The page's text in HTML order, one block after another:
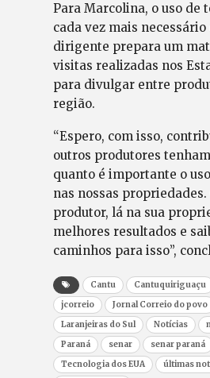
Para Marcolina, o uso de
cada vez mais necessário
dirigente prepara um
visitas realizadas nos
para divulgar entre
região.
“Espero, com isso,
outros produtores
quanto é importante o
nas nossas propriedades.
produtor, lá na sua
melhores resultados e
caminhos para isso”,
Cantu Cantuquiriguaçu
jcorreio
Jornal Correio do povo
Laranjeiras do Sul
Notícias
Paraná
senar senar paraná
Tecnologia dos EUA
últimas